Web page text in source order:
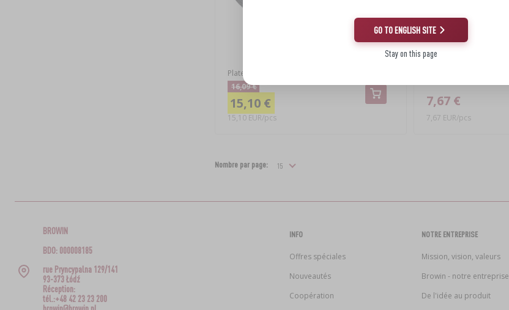
Plateau tournant en ardoise fi30cm
16,09 €
15,10 €
15,10 EUR/pcs
7,67 €
7,67 EUR/pcs
Nombre par page:
GO TO ENGLISH SITE
Stay on this page
BROWIN
BDO: 000008185
rue Pryncypalna 129/141
93-373 Łódź
Réception:
tél.:+48 42 23 23 200
INFO
Offres spéciales
Nouveautés
Coopération
NOTRE ENTREPRISE
Mission, vision, valeurs
Browin - notre entreprise
De l'idée au produit